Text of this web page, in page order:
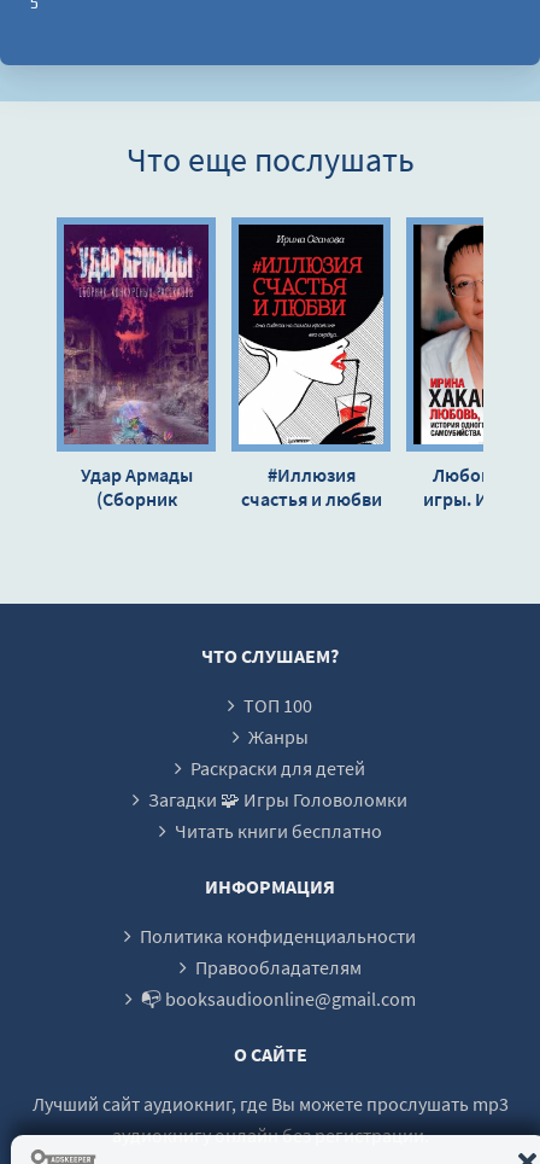
Что еще послушать
Удар Армады
(Сборник
#Иллюзия
счастья и любви
Любовь, вне
игры.
ЧТО СЛУШАЕМ?
ТОП 100
Жанры
Раскраски для детей
Загадки 🧩 Игры Головоломки
Читать книги бесплатно
ИНФОРМАЦИЯ
Политика конфиденциальности
Правообладателям
📭 booksaudioonline@gmail.com
О САЙТЕ
Лучший сайт аудиокниг, где Вы можете прослушать mp3
аудиокнигу онлайн без регистрации.